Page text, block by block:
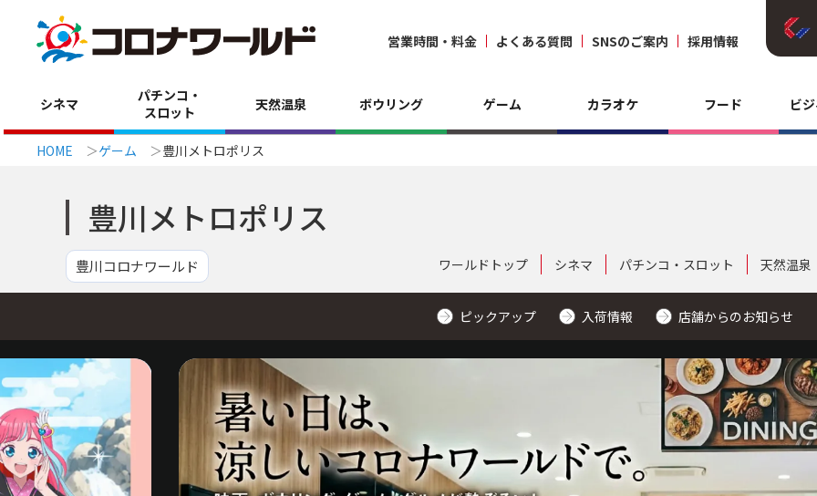
営業時間・料金 よくある質問 SNSのご案内 採用情報
シネマ
パチンコ・
スロット
天然温泉 ボウリング ゲーム カラオケ フード ビ
HOME ゲーム 豊川メトロポリス
豊川メトロポリス
豊川コロナワールド ワールドトップ シネマ パチンコ・スロット 天然温泉
ピックアップ 入荷情報 店舗からのお知らせ